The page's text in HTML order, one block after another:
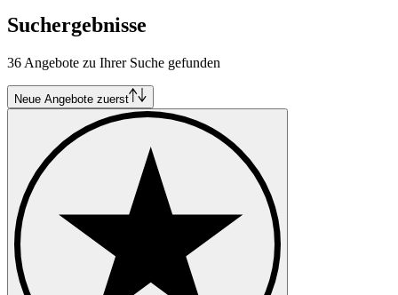
Suchergebnisse
36 Angebote zu Ihrer Suche gefunden
Neue Angebote zuerst